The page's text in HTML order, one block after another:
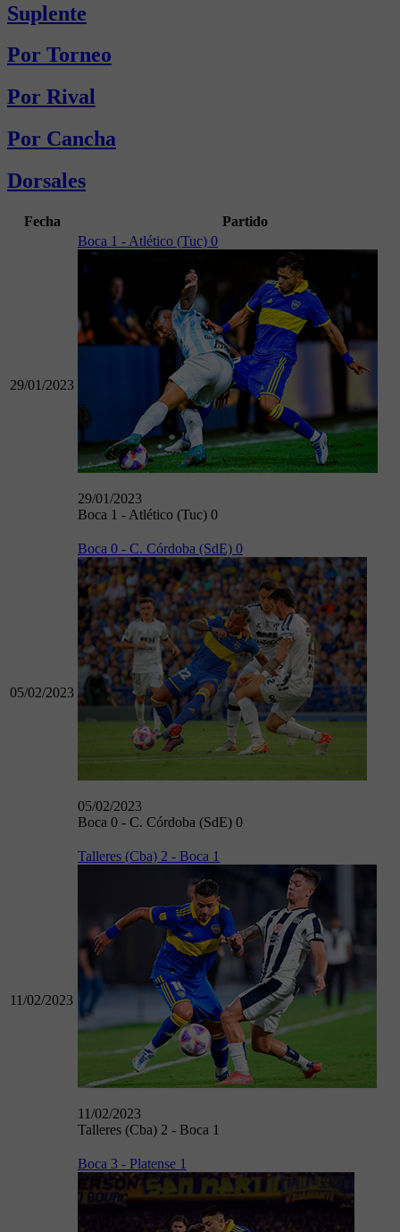
Suplente
Por Torneo
Por Rival
Por Cancha
Dorsales
Fecha Partido
29/01/2023
Boca 1 - Atlético (Tuc) 0
29/01/2023
Boca 1 - Atlético (Tuc) 0
05/02/2023
Boca 0 - C. Córdoba (SdE) 0
05/02/2023
Boca 0 - C. Córdoba (SdE) 0
11/02/2023
Talleres (Cba) 2 - Boca 1
11/02/2023
Talleres (Cba) 2 - Boca 1
Boca 3 - Platense 1